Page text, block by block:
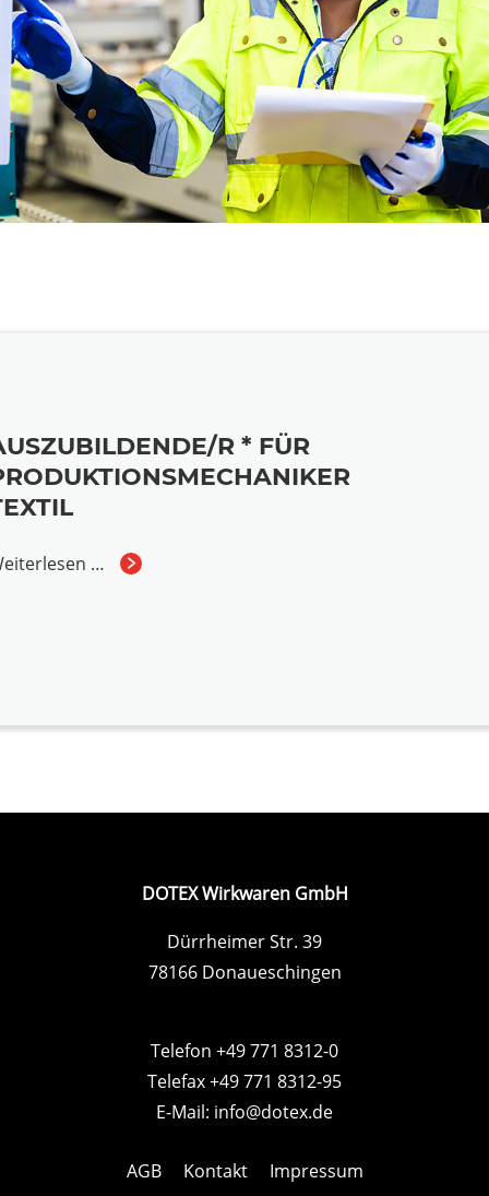
R * FÜR
…
DOTEX Wirkwaren GmbH
Dürrheimer Str. 39
78166 Donaueschingen
Telefon +49 771 8312-0
Telefax +49 771 8312-95
E-Mail: info@dotex.de
AGB Kontakt Impressum